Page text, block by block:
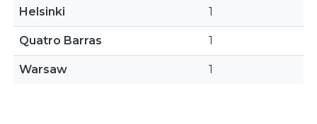
Helsinki 1
Quatro Barras 1
Warsaw 1